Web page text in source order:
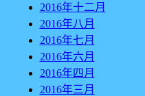
2016年十二月
2016年八月
2016年七月
2016年六月
2016年四月
2016年三月